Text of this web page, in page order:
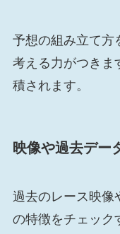
予想の組み立て方
考える力がつきま
積されます。
映像や過去デー
過去のレース映像
の特徴をチェック